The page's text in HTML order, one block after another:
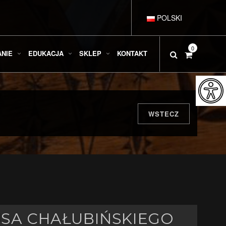
POLSKI
DEUTSCH
ESPAÑOL
РУССКИЙ
EDUKACJA SKLEP KONTAKT
0
WSTECZ
CHAŁUBIŃSKIEGO